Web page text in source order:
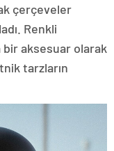
çerçeveler
Renkli
aksesuar olarak
tarzların